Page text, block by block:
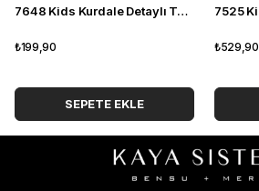
7648 Kids Kurdale Detaylı Tshirt
₺199,90
SEPETE EKLE
₺529,90